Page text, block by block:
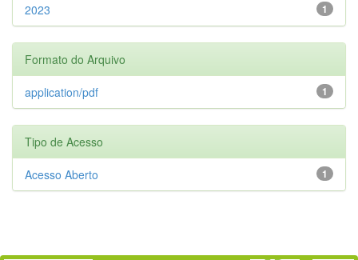
1
2023
Formato do Arquivo
1
application/pdf
Tipo de Acesso
1
Acesso Aberto